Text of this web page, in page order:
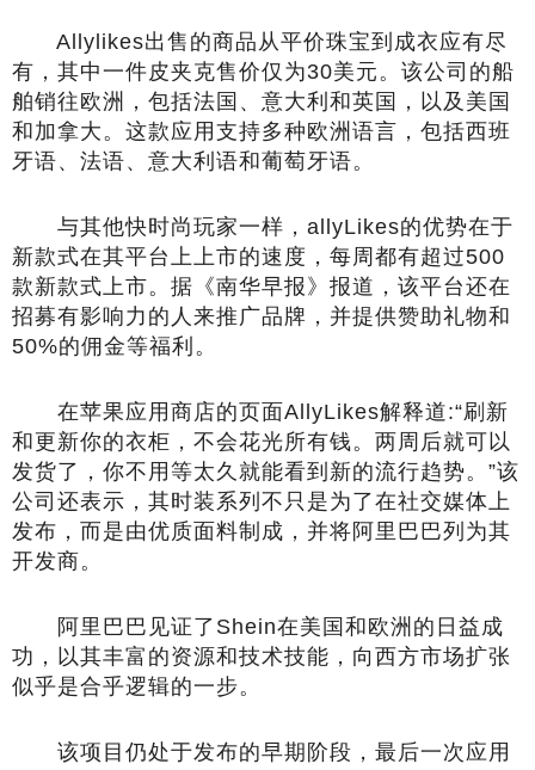
Allylikes出售的商品从平价珠宝到成衣应有尽
有，其中一件皮夹克售价仅为30美元。该公司的船
舶销往欧洲，包括法国、意大利和英国，以及美国
和加拿大。这款应用支持多种欧洲语言，包括西班
牙语、法语、意大利语和葡萄牙语。
与其他快时尚玩家一样，allyLikes的优势在于
新款式在其平台上上市的速度，每周都有超过500
款新款式上市。据《南华早报》报道，该平台还在
招募有影响力的人来推广品牌，并提供赞助礼物和
50%的佣金等福利。
在苹果应用商店的页面AllyLikes解释道:“刷新
和更新你的衣柜，不会花光所有钱。两周后就可以
发货了，你不用等太久就能看到新的流行趋势。”该
公司还表示，其时装系列不只是为了在社交媒体上
发布，而是由优质面料制成，并将阿里巴巴列为其
开发商。
阿里巴巴见证了Shein在美国和欧洲的日益成
功，以其丰富的资源和技术技能，向西方市场扩张
似乎是合乎逻辑的一步。
该项目仍处于发布的早期阶段，最后一次应用